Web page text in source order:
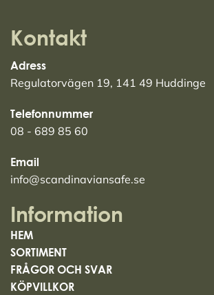
Kontakt
Adress
Regulatorvägen 19, 141 49 Huddinge
Telefonnummer
08 - 689 85 60
Email
info@scandinaviansafe.se
Information
HEM
SORTIMENT
FRÅGOR OCH SVAR
KÖPVILLKOR